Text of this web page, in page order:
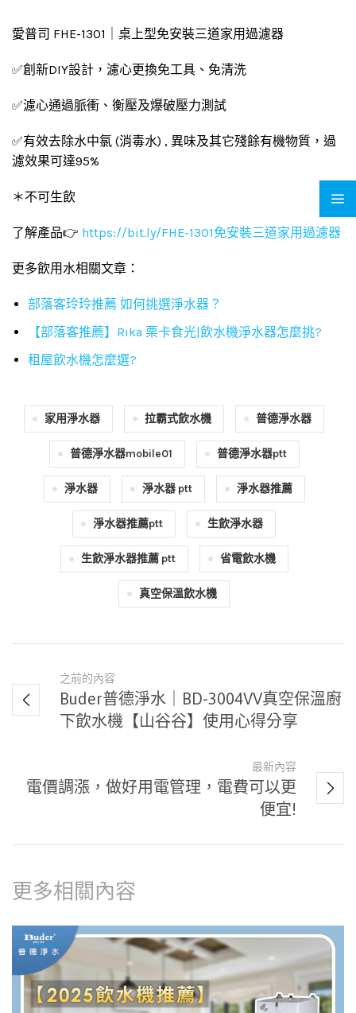
愛普司 FHE-1301｜桌上型免安裝三道家用過濾器
✅創新DIY設計，濾心更換免工具、免清洗
✅濾心通過脈衝、衡壓及爆破壓力測試
✅有效去除水中氯 (消毒水) , 異味及其它殘餘有機物質，過
濾效果可達95%
＊不可生飲
了解產品👉 https://bit.ly/FHE-1301免安裝三道家用過濾器
更多飲用水相關文章：
部落客玲玲推薦 如何挑選淨水器？
【部落客推薦】Rika 栗卡食光|飲水機淨水器怎麼挑?
租屋飲水機怎麼選?
家用淨水器 拉霸式飲水機 普德淨水器
普德淨水器mobile01 普德淨水器ptt
淨水器 淨水器 ptt 淨水器推薦
淨水器推薦ptt 生飲淨水器
生飲淨水器推薦 ptt 省電飲水機
真空保溫飲水機
之前的內容
Buder普德淨水｜BD-3004VV真空保溫廚
下飲水機【山谷谷】使用心得分享
最新內容
電價調漲，做好用電管理，電費可以更
便宜!
更多相關內容